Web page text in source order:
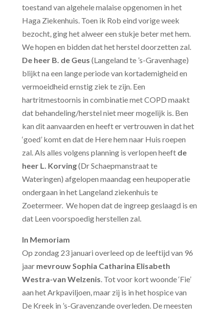
toestand van algehele malaise opgenomen in het
Haga Ziekenhuis. Toen ik Rob eind vorige week
bezocht, ging het alweer een stukje beter met hem.
We hopen en bidden dat het herstel doorzetten zal.
De heer B. de Geus (Langeland te ’s-Gravenhage)
blijkt na een lange periode van kortademigheid en
vermoeidheid ernstig ziek te zijn. Een
hartritmestoornis in combinatie met COPD maakt
dat behandeling/herstel niet meer mogelijk is. Ben
kan dit aanvaarden en heeft er vertrouwen in dat het
‘goed’ komt en dat de Here hem naar Huis roepen
zal. Als alles volgens planning is verlopen heeft de
heer L. Korving(Dr Schaepmanstraat te
Wateringen) afgelopen maandag een heupoperatie
ondergaan in het Langeland ziekenhuis te
Zoetermeer. We hopen dat de ingreep geslaagd is en
dat Leen voorspoedig herstellen zal.
In Memoriam
Op zondag 23 januari overleed op de leeftijd van 96
jaar mevrouw Sophia Catharina Elisabeth
Westra-van Welzenis. Tot voor kort woonde ‘Fie’
aan het Arkpaviljoen, maar zij is in het hospice van
De Kreek in ’s-Gravenzande overleden. De meesten